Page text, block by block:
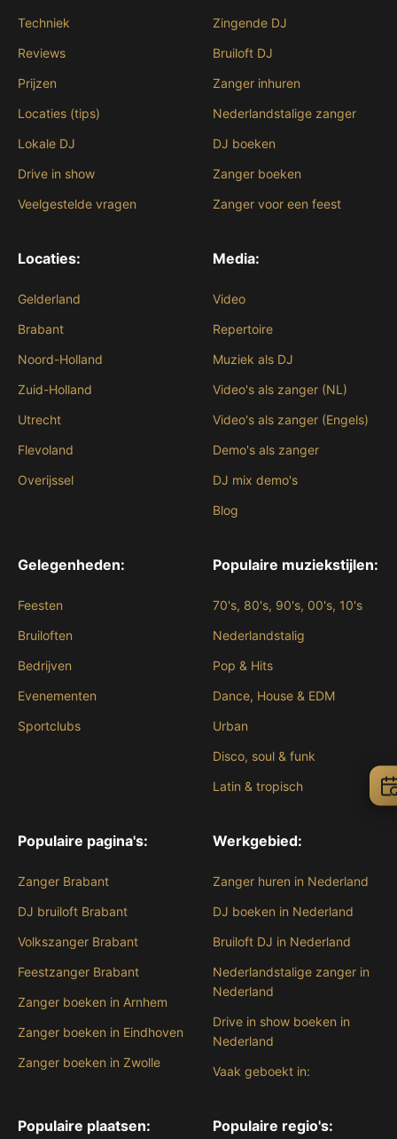
Techniek
Reviews
Prijzen
Locaties (tips)
Lokale DJ
Drive in show
Veelgestelde vragen
Zingende DJ
Bruiloft DJ
Zanger inhuren
Nederlandstalige zanger
DJ boeken
Zanger boeken
Zanger voor een feest
Locaties:
Gelderland
Brabant
Noord-Holland
Zuid-Holland
Utrecht
Flevoland
Overijssel
Media:
Video
Repertoire
Muziek als DJ
Video's als zanger (NL)
Video's als zanger (Engels)
Demo's als zanger
DJ mix demo's
Blog
Gelegenheden:
Feesten
Bruiloften
Bedrijven
Evenementen
Sportclubs
Populaire muziekstijlen:
70's, 80's, 90's, 00's, 10's
Nederlandstalig
Pop & Hits
Dance, House & EDM
Urban
Disco, soul & funk
Latin & tropisch
Populaire pagina's:
Zanger Brabant
DJ bruiloft Brabant
Volkszanger Brabant
Feestzanger Brabant
Zanger boeken in Arnhem
Zanger boeken in Eindhoven
Zanger boeken in Zwolle
Werkgebied:
Zanger huren in Nederland
DJ boeken in Nederland
Bruiloft DJ in Nederland
Nederlandstalige zanger in
Nederland
Drive in show boeken in
Nederland
Vaak geboekt in:
Populaire plaatsen: Populaire regio's: